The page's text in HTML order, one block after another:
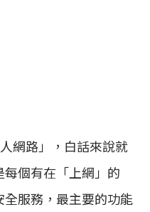
網路」，白話來說就
個有在「上網」的
全服務，最主要的功能